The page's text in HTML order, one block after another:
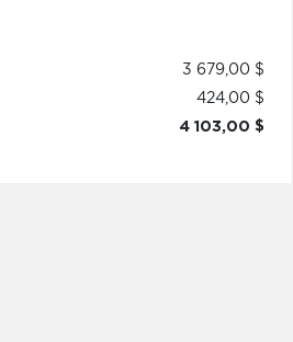
3 679,00 $
424,00 $
4 103,00 $